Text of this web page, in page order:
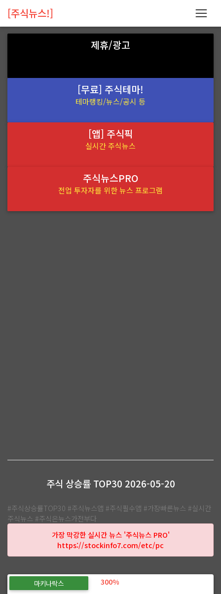
[주식뉴스!]
제휴/광고
[무료] 주식테마!
테마랭킹/뉴스/공시 등
[앱] 주식픽
실시간 주식뉴스
주식뉴스PRO
전업 투자자를 위한 뉴스 프로그램
주식 상승률 TOP30 2026-05-20
#주식상승률TOP30 #주식뉴스앱 #주식필수앱 #가장빠른뉴스 #실시간
주식뉴스 #주식은뉴스가전부다
가장 막강한 실시간 뉴스 '주식뉴스 PRO'
https://stockinfo7.com/etc/pc
마키나락스
300%